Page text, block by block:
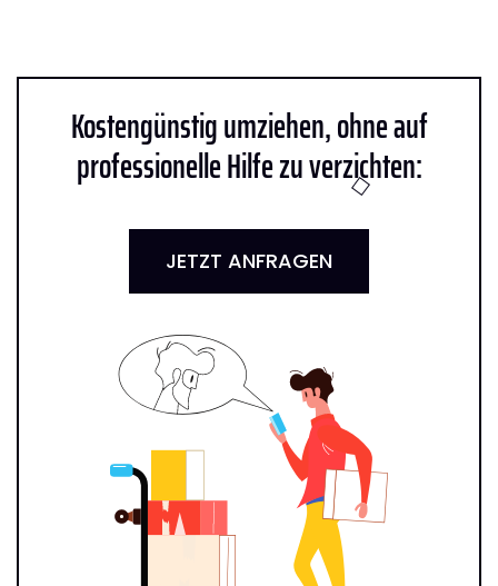
Kostengünstig umziehen, ohne auf
professionelle Hilfe zu verzichten:
JETZT ANFRAGEN